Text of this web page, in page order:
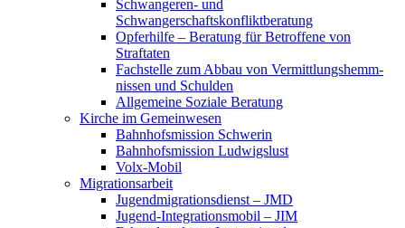
Schwan­geren- und
Schwangerschaftskonfliktberatung
Opfer­hilfe – Beratung für Betroffene von
Straftaten
Fachstelle zum Abbau von Vermitt­lungs­hemm­
nissen und Schulden
Allge­meine Soziale Beratung
Kirche im Gemeinwesen
Bahnhofs­mission Schwerin
Bahnhofs­mission Ludwigslust
Volx-Mobil
Migra­ti­ons­arbeit
Jugendmigrationsdienst – JMD
Jugend-Integrationsmobil – JIM